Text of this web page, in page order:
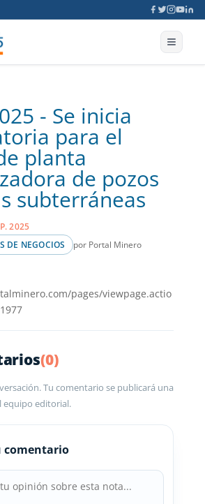
- Se inicia
para el
planta
de pozos
subterráneas
2025
DE NEGOCIOS
por Portal Minero
pages/viewpage.actio
(0)
Tu comentario se publicará una
equipo editorial.
comentario